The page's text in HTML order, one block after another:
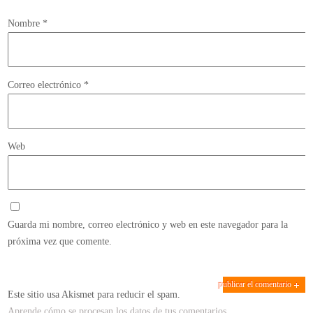
Nombre *
Correo electrónico *
Web
Guarda mi nombre, correo electrónico y web en este navegador para la
próxima vez que comente.
Este sitio usa Akismet para reducir el spam.